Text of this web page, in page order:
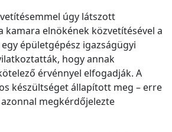
úgy látszott
kamara elnökének közvetítésével a
épületgépész igazságügyi
hogy annak
érvénnyel elfogadják. A
készültséget állapított meg – erre
megkérdőjelezte